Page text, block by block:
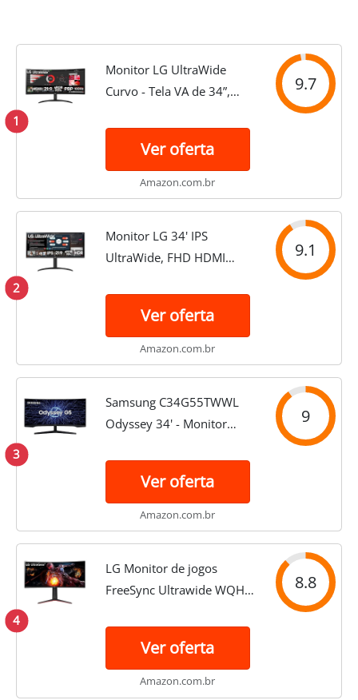
1
Monitor LG UltraWide
Curvo - Tela VA de 34”,
sRGB 99%, HDR10, PBP,
OnScreen Control, Modo
Leitura e Flicker Safe,
100Hz, AMD...
9.7
Ver oferta
Amazon.com.br
2
Monitor LG 34' IPS
UltraWide, FHD HDMI
34WP550
9.1
Ver oferta
Amazon.com.br
3
Samsung ‎C34G55TWWL
Odyssey 34' - Monitor
165Hz, 1ms, tela ultrawide,
HDMI, Display Port,
Freesync Premium, preto,
série G5
9
Ver oferta
Amazon.com.br
4
LG Monitor de jogos
FreeSync Ultrawide WQHD
(34GP63A) - 34 polegadas
8.8
Ver oferta
Amazon.com.br